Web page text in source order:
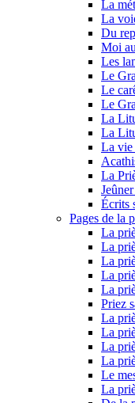
La
La
Du
Moi
Les
Le
Le
Le
La
La
La vie
La
Écrits
Pages de la
La
La
La
La
La
Priez
La
La
La
La
Le
La